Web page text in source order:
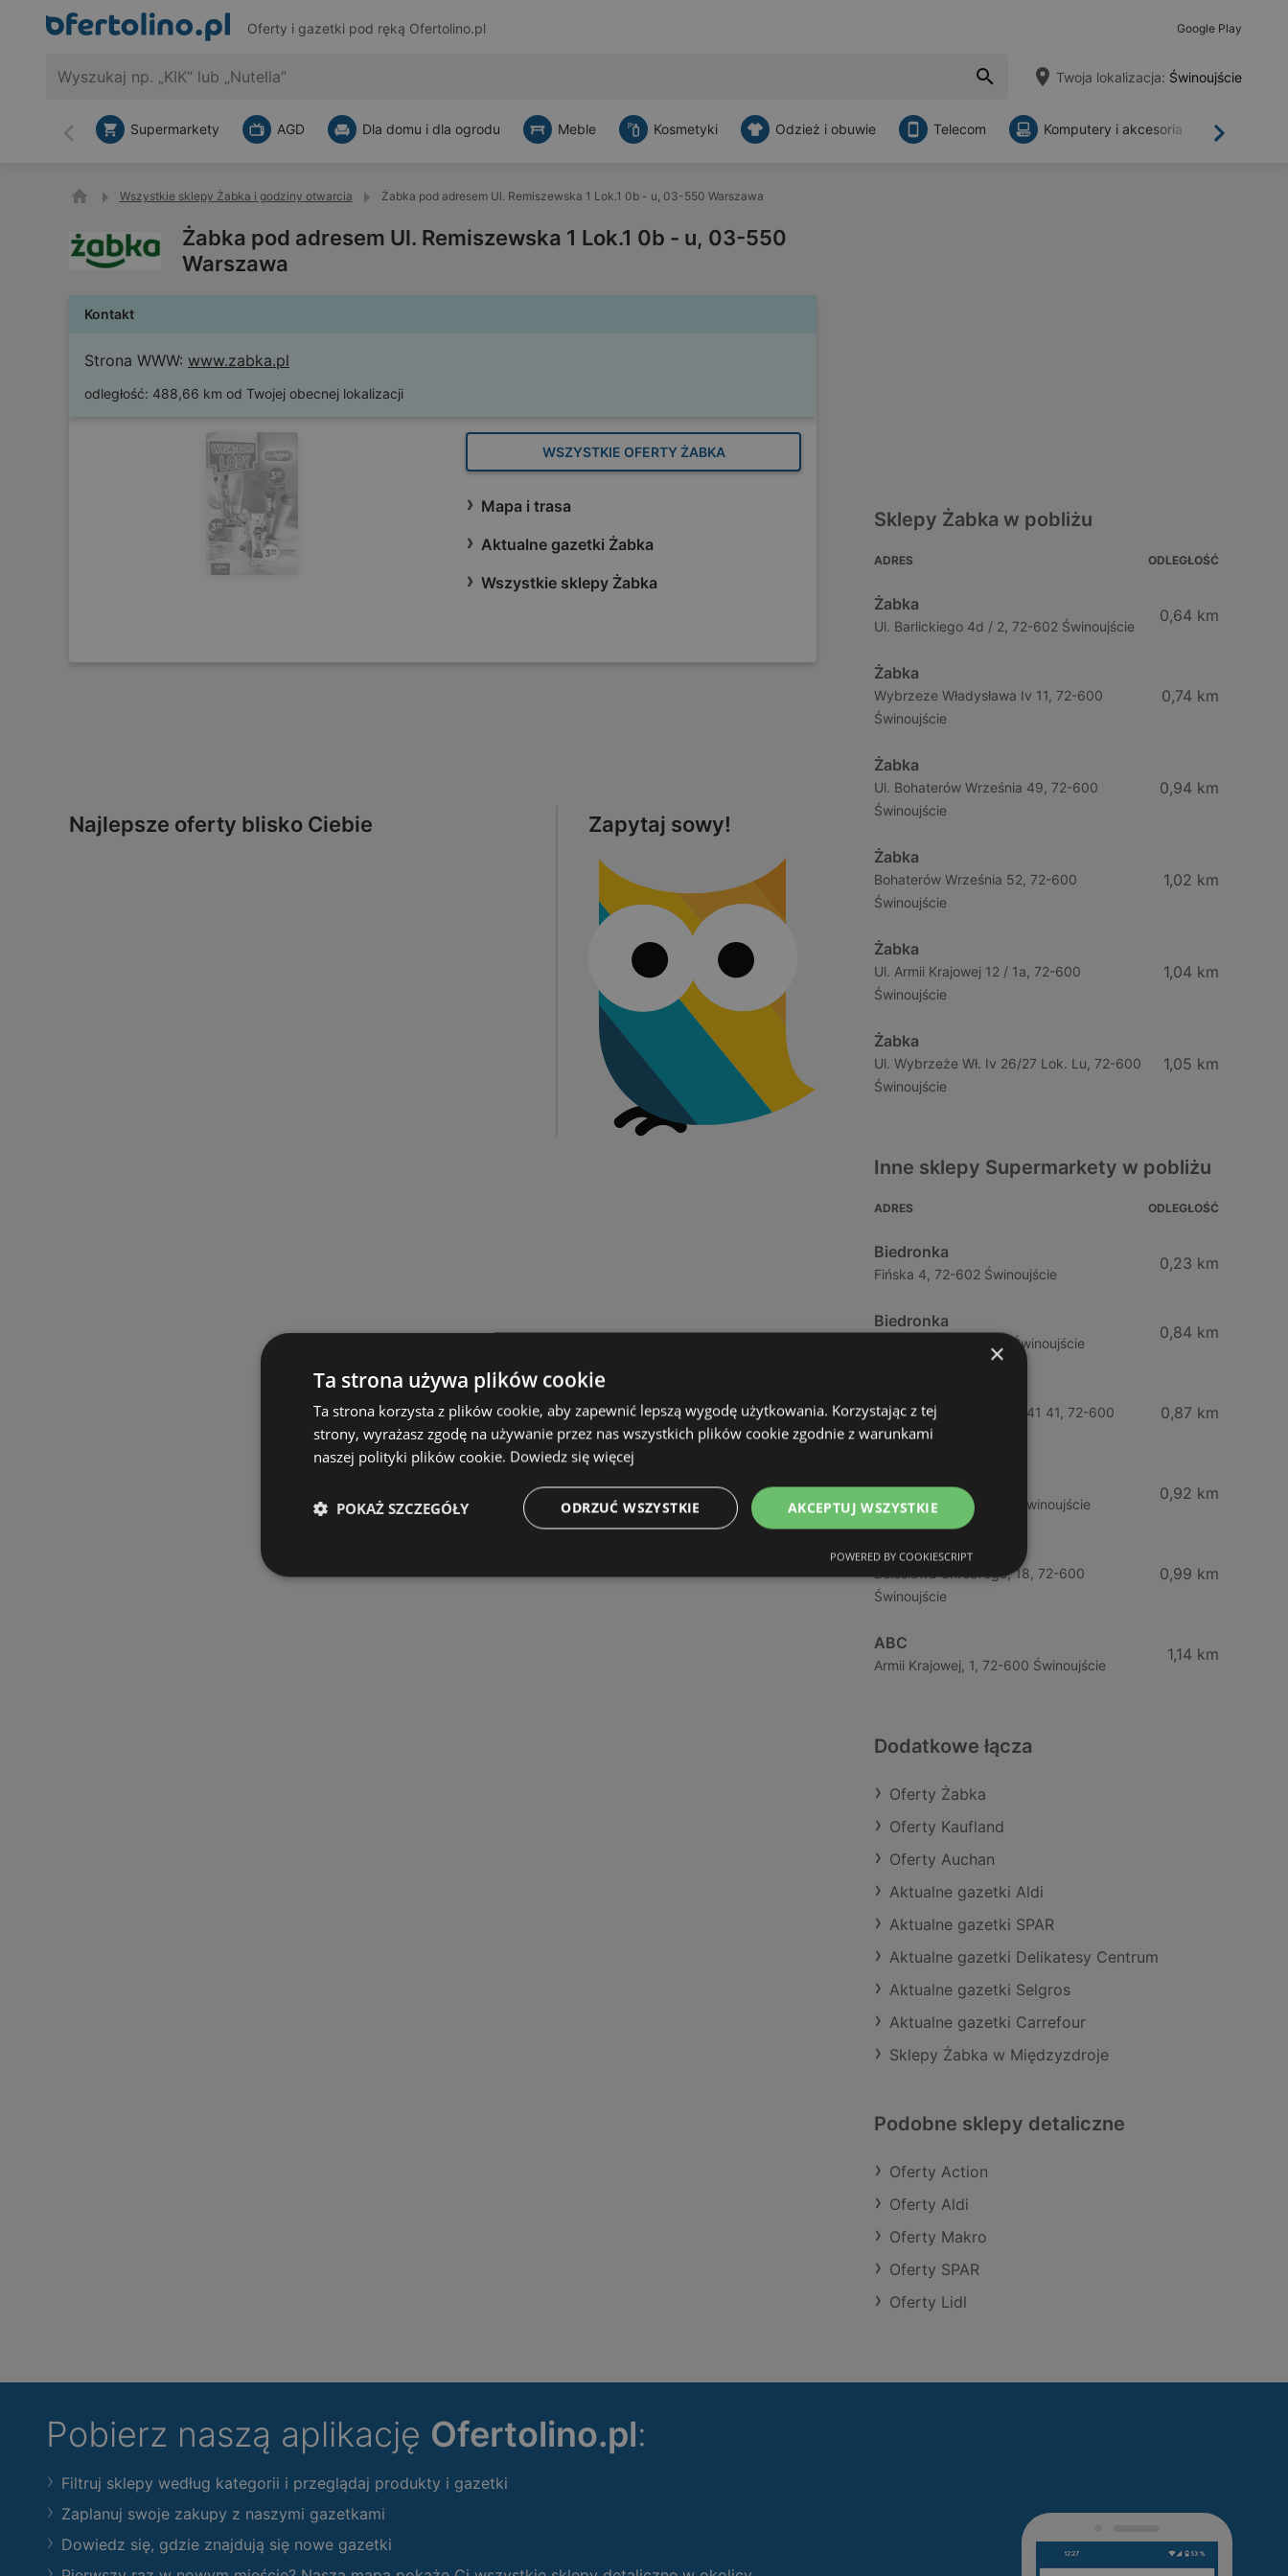
Oferty i gazetki pod ręką Ofertolino.pl Google Play
Twoja lokalizacja: Świnoujście
Wstecz Dalej
Supermarkety AGD Dla domu i dla ogrodu Meble Kosmetyki Odzież i obuwie Telecom Komputery i akcesoria
Wszystkie sklepy Żabka i godziny otwarcia Żabka pod adresem Ul. Remiszewska 1 Lok.1 0b - u, 03-550 Warszawa
Żabka pod adresem Ul. Remiszewska 1 Lok.1 0b - u, 03-550
Warszawa
Kontakt
Strona WWW: www.zabka.pl
odległość: 488,66 km od Twojej obecnej lokalizacji
WSZYSTKIE OFERTY ŻABKA
Mapa i trasa
Aktualne gazetki Żabka
Wszystkie sklepy Żabka
Najlepsze oferty blisko Ciebie Zapytaj sowy!
Sklepy Żabka w pobliżu
ADRES ODLEGŁOŚĆ
Żabka
Ul. Barlickiego 4d / 2, 72-602 Świnoujście
0,64 km
Żabka
Wybrzeze Władysława Iv 11, 72-600
Świnoujście
0,74 km
Żabka
Ul. Bohaterów Września 49, 72-600
Świnoujście
0,94 km
Żabka
Bohaterów Września 52, 72-600
Świnoujście
1,02 km
Żabka
Ul. Armii Krajowej 12 / 1a, 72-600
Świnoujście
1,04 km
Żabka
Ul. Wybrzeże Wł. Iv 26/27 Lok. Lu, 72-600
Świnoujście
1,05 km
Inne sklepy Supermarkety w pobliżu
ADRES ODLEGŁOŚĆ
Biedronka
Fińska 4, 72-602 Świnoujście
0,23 km
Biedronka
Chrobrego 9, 72-600 Świnoujście
0,84 km
Ul. Bohaterów Września 41 41, 72-600
Świnoujście
0,87 km
ABC
Barlickiego, 4, 72-600 Świnoujście
0,92 km
ABC
Bolesława Chrobrego, 18, 72-600
Świnoujście
0,99 km
ABC
Armii Krajowej, 1, 72-600 Świnoujście
1,14 km
Dodatkowe łącza
Oferty Żabka
Oferty Kaufland
Oferty Auchan
Aktualne gazetki Aldi
Aktualne gazetki SPAR
Aktualne gazetki Delikatesy Centrum
Aktualne gazetki Selgros
Aktualne gazetki Carrefour
Sklepy Żabka w Międzyzdroje
Podobne sklepy detaliczne
Oferty Action
Oferty Aldi
Oferty Makro
Oferty SPAR
Oferty Lidl
Pobierz naszą aplikację Ofertolino.pl:
Filtruj sklepy według kategorii i przeglądaj produkty i gazetki
Zaplanuj swoje zakupy z naszymi gazetkami
Dowiedz się, gdzie znajdują się nowe gazetki
×
Ta strona używa plików cookie
Ta strona korzysta z plików cookie, aby zapewnić lepszą wygodę użytkowania. Korzystając z tej
strony, wyrażasz zgodę na używanie przez nas wszystkich plików cookie zgodnie z warunkami
naszej polityki plików cookie. Dowiedz się więcej
AKCEPTUJ WSZYSTKIE
ODRZUĆ WSZYSTKIE
POKAŻ SZCZEGÓŁY
POWERED BY COOKIESCRIPT